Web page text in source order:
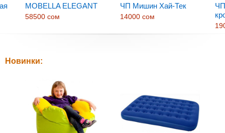
MOBELLA ELEGANT
58500 сом
ЧП Мишин Хай-Тек
14000 сом
Новинки: